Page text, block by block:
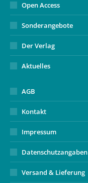
Open Access
Sonderangebote
Der Verlag
Aktuelles
AGB
Kontakt
Impressum
Datenschutzangaben
Versand & Lieferung